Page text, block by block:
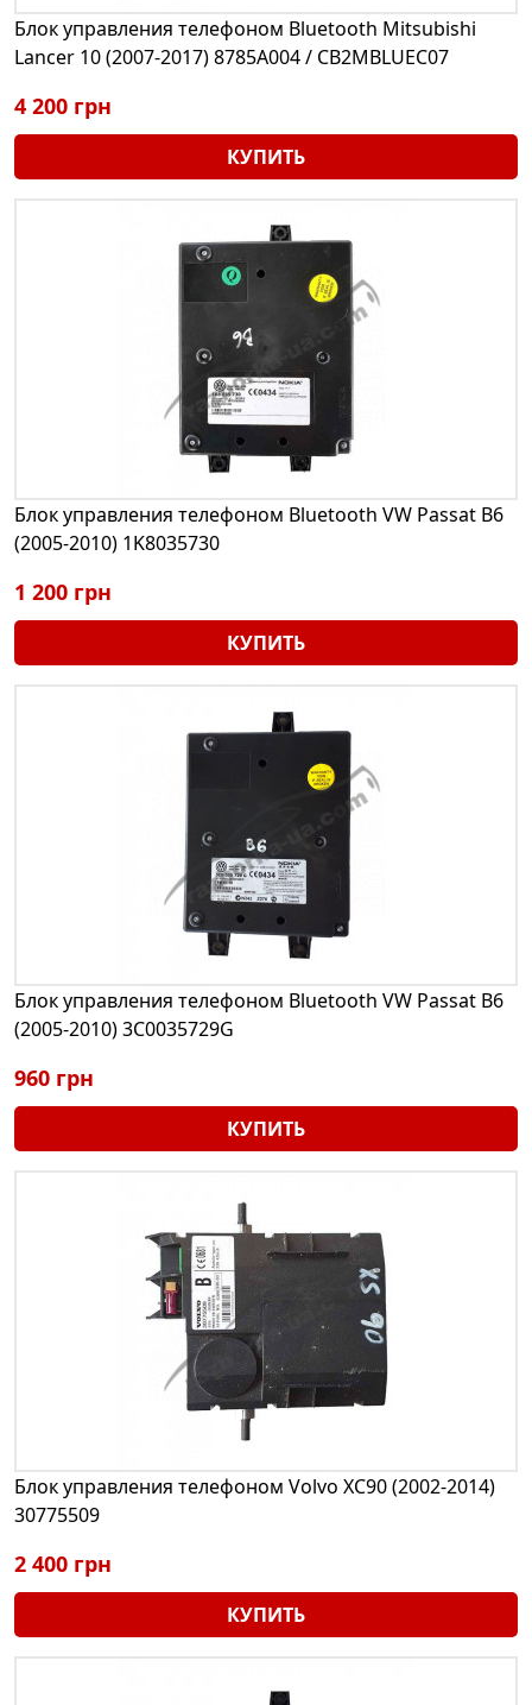
Блок управления телефоном Bluetooth Mitsubishi
Lancer 10 (2007-2017) 8785A004 / CB2MBLUEC07
4 200 грн
КУПИТЬ
Блок управления телефоном Bluetooth VW Passat B6
(2005-2010) 1K8035730
1 200 грн
КУПИТЬ
Блок управления телефоном Bluetooth VW Passat B6
(2005-2010) 3C0035729G
960 грн
КУПИТЬ
Блок управления телефоном Volvo XC90 (2002-2014)
30775509
2 400 грн
КУПИТЬ